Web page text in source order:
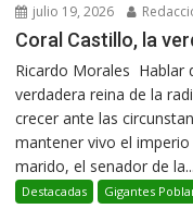
julio 19, 2026
Coral Castillo, la
Ricardo Morales Hablar
verdadera reina de la
crecer ante las
mantener vivo el
marido, el senador de la...
Destacadas Gigantes